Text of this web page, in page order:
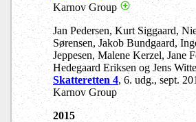
Karnov Group
Jan Pedersen, Kurt Siggaard,
Sørensen, Jakob Bundgaard,
Jeppesen, Malene Kerzel, Jane
Hedegaard Eriksen og Jens
Skatteretten 4, 6. udg., sept.
Karnov Group
2015